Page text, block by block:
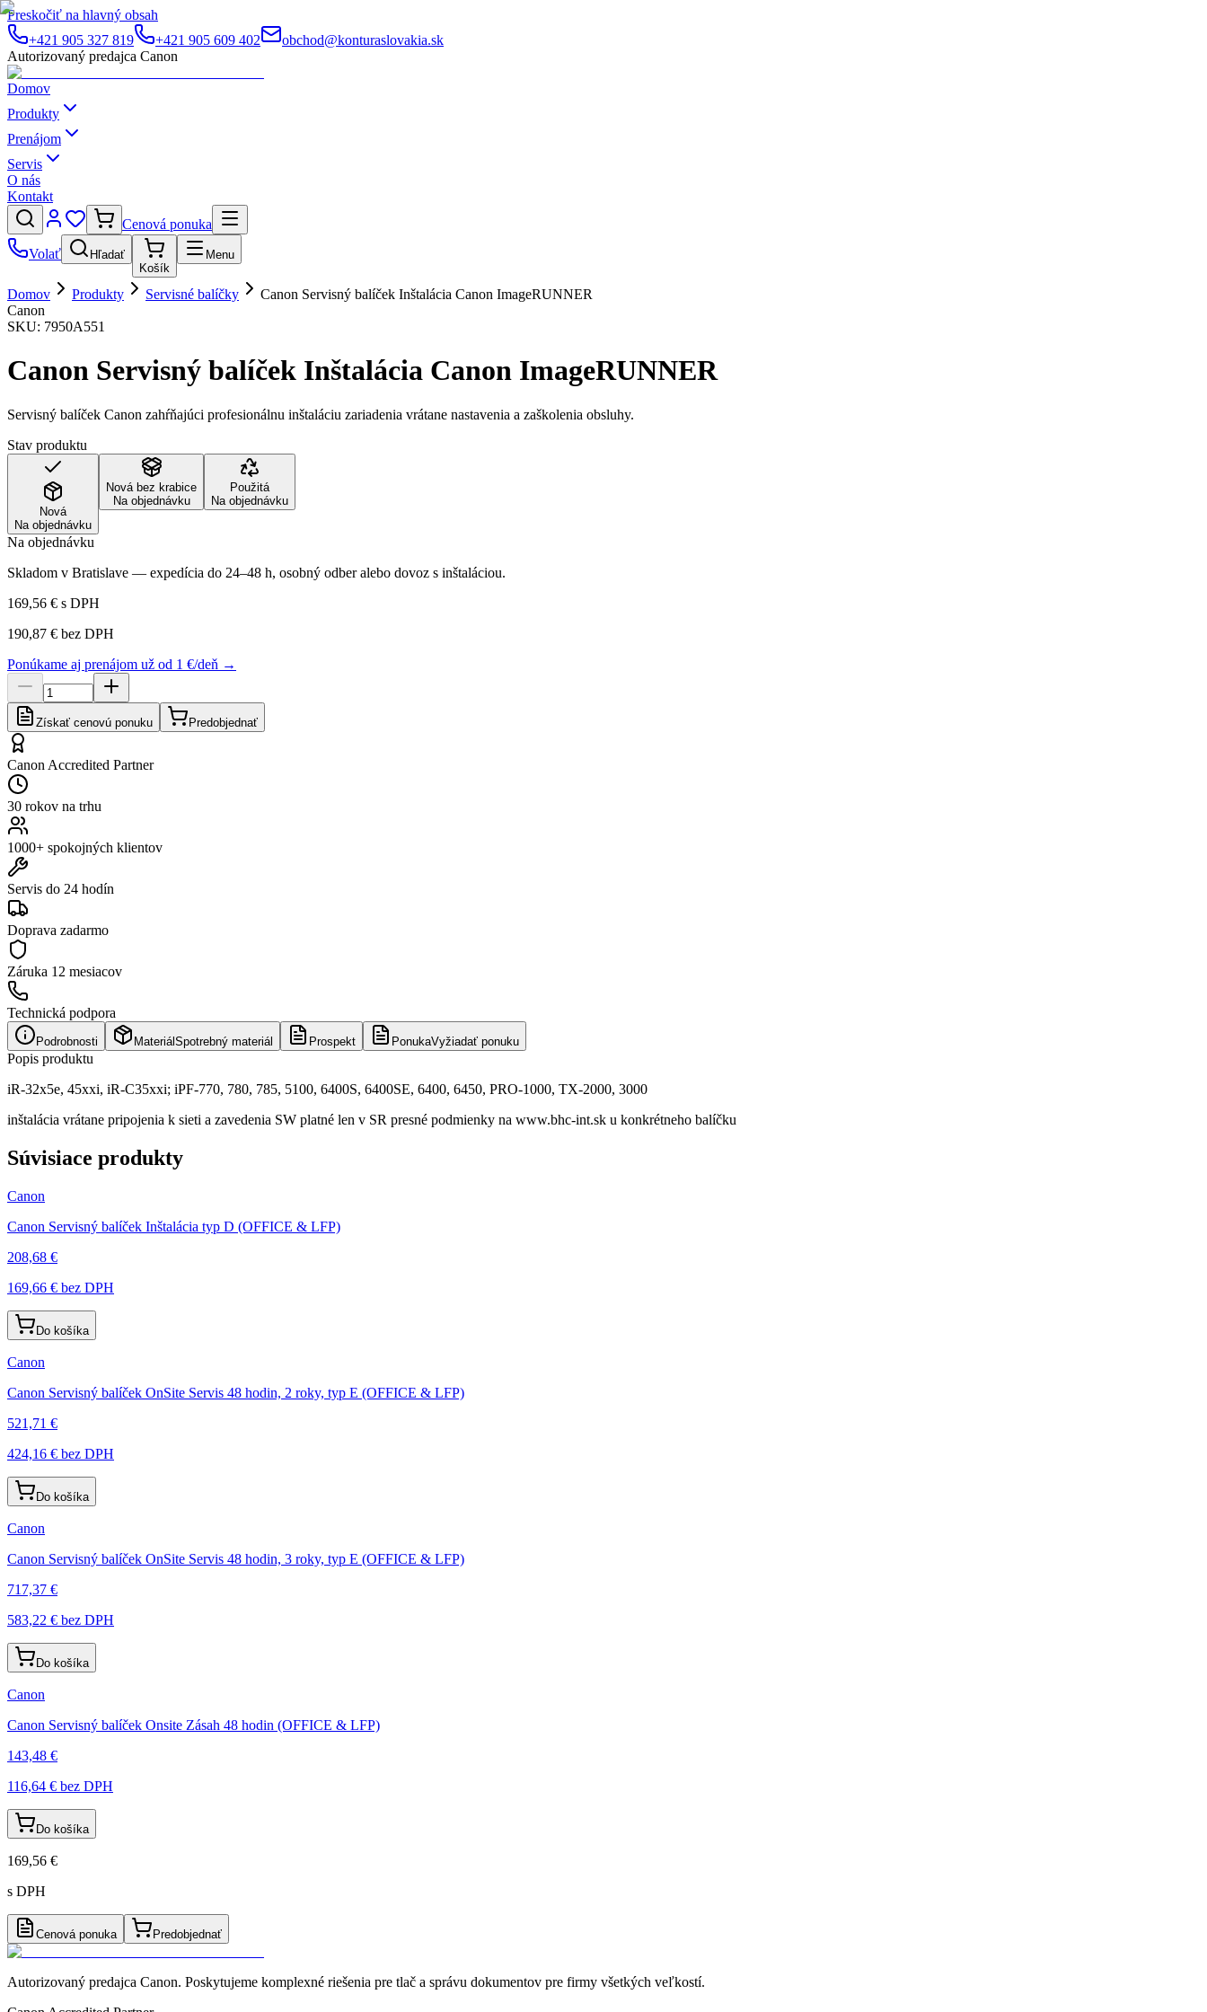
Preskočiť na hlavný obsah
+421 905 327 819
+421 905 609 402
obchod@konturaslovakia.sk
Autorizovaný predajca Canon
Domov
Produkty
Prenájom
Servis
O nás
Kontakt
Cenová ponuka
Volať
Hľadať
Košík
Menu
Domov Produkty Servisné balíčky
Canon Servisný balíček Inštalácia Canon ImageRUNNER
Canon
SKU: 7950A551
Canon Servisný balíček Inštalácia Canon ImageRUNNER
Servisný balíček Canon zahŕňajúci profesionálnu inštaláciu zariadenia vrátane nastavenia a zaškolenia obsluhy.
Stav produktu
Nová
Na objednávku
Nová bez krabice
Na objednávku
Použitá
Na objednávku
Na objednávku
Skladom v Bratislave — expedícia do 24–48 h, osobný odber alebo dovoz s inštaláciou.
169,56 € s DPH
190,87 € bez DPH
Ponúkame aj prenájom už od 1 €/deň →
Získať cenovú ponuku Predobjednať
Canon Accredited Partner
30 rokov na trhu
1000+ spokojných klientov
Servis do 24 hodín
Doprava zadarmo
Záruka 12 mesiacov
Technická podpora
Podrobnosti Materiál Spotrebný materiál Prospekt PonukaVyžiadať ponuku
Popis produktu
iR-32x5e, 45xxi, iR-C35xxi; iPF-770, 780, 785, 5100, 6400S, 6400SE, 6400, 6450, PRO-1000, TX-2000, 3000
inštalácia vrátane pripojenia k sieti a zavedenia SW platné len v SR presné podmienky na www.bhc-int.sk u konkrétneho balíčku
Súvisiace produkty
Canon
Canon Servisný balíček Inštalácia typ D (OFFICE & LFP)
208,68 €
169,66 € bez DPH
Do košíka
Canon
Canon Servisný balíček OnSite Servis 48 hodin, 2 roky, typ E (OFFICE & LFP)
521,71 €
424,16 € bez DPH
Do košíka
Canon
Canon Servisný balíček OnSite Servis 48 hodin, 3 roky, typ E (OFFICE & LFP)
717,37 €
583,22 € bez DPH
Do košíka
Canon
Canon Servisný balíček Onsite Zásah 48 hodin (OFFICE & LFP)
143,48 €
116,64 € bez DPH
Do košíka
169,56 €
s DPH
Cenová ponuka Predobjednať
Autorizovaný predajca Canon. Poskytujeme komplexné riešenia pre tlač a správu dokumentov pre firmy všetkých veľkostí.